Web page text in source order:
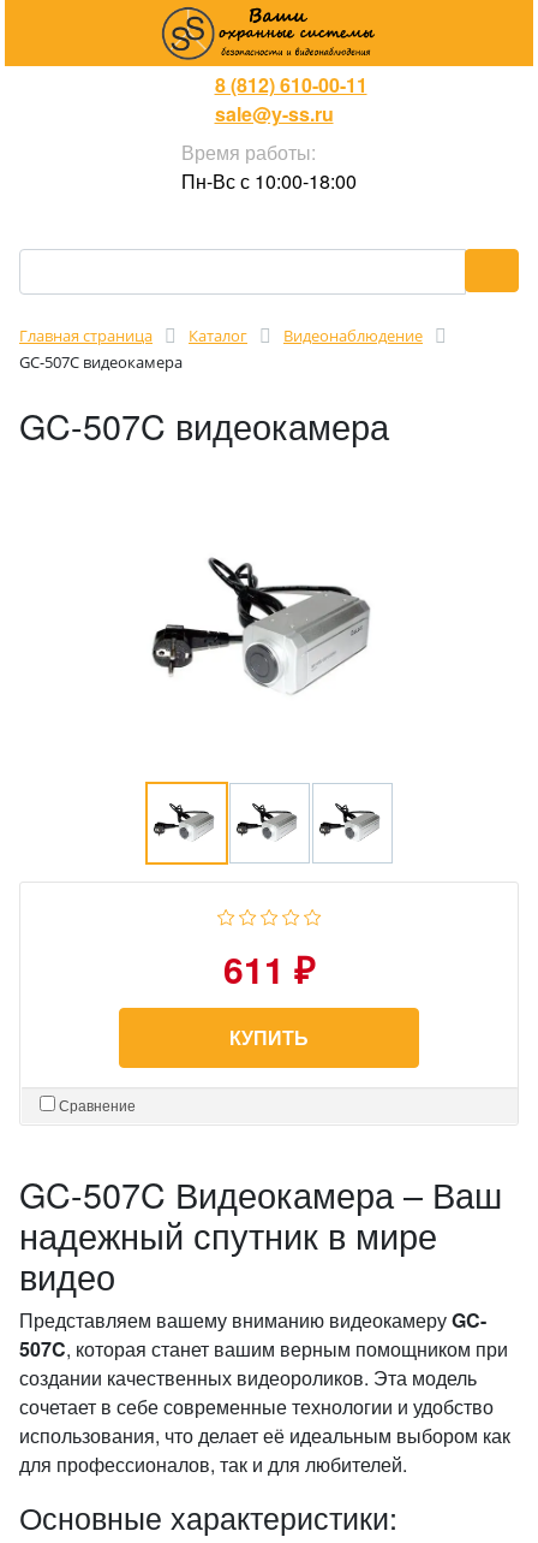
8 (812) 610-00-11
sale@y-ss.ru
Время работы:
Пн-Вс с 10:00-18:00
Главная страница Каталог
Видеонаблюдение
GC-507C видеокамера
GC-507C видеокамера
611 ₽
КУПИТЬ
Сравнение
GC-507C Видеокамера – Ваш
надежный спутник в мире
видео
Представляем вашему вниманию видеокамеруGC-
507C, которая станет вашим верным помощником при
создании качественных видеороликов. Эта модель
сочетает в себе современные технологии и удобство
использования, что делает её идеальным выбором как
для профессионалов, так и для любителей.
Основные характеристики: